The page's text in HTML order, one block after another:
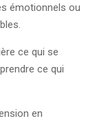
émotionnels ou
ce qui se
ce qui
en